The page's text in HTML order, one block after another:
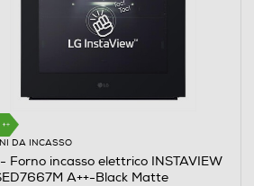
DA INCASSO
Forno incasso elettrico INSTAVIEW
WSED7667M A++-Black Matte